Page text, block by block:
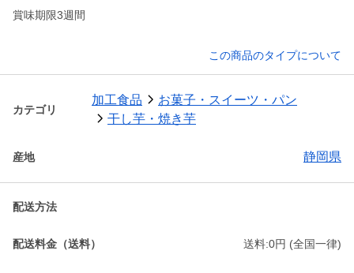
賞味期限3週間
この商品のタイプについて
カテゴリ
加工食品
お菓子・スイーツ・パン
干し芋・焼き芋
産地 静岡県
配送方法
配送料金（送料） 送料:0円 (全国一律)